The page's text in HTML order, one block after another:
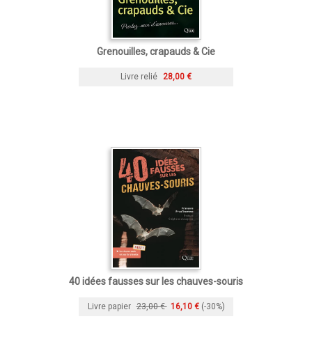
Grenouilles, crapauds & Cie
Livre relié 28,00 €
40 idées fausses sur les chauves-souris
Livre papier 23,00 € 16,10 € (-30%)